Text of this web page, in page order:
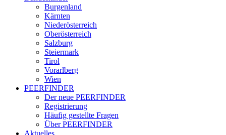
Burgenland
Kärnten
Niederösterreich
Oberösterreich
Salzburg
Steiermark
Tirol
Vorarlberg
Wien
PEERFINDER
Der neue PEERFINDER
Registrierung
Häufig gestellte Fragen
Über PEERFINDER
Aktuelles